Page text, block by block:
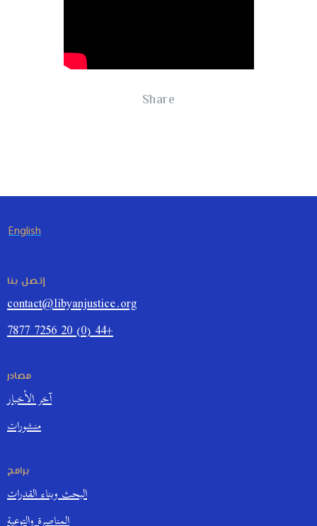
Share
English
إتصل بنا
contact@libyanjustice.org
+44 (0) 20 7256 7877
مصادر
آخر الأخبار
منشورات
برامج
البحث وبناء القدرات